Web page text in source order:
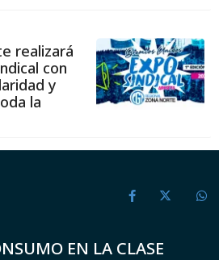
realizará
con
y
la
EN LA CLASE